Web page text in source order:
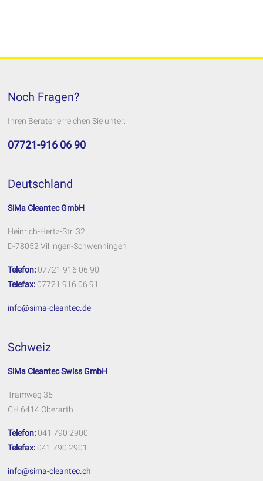
Noch Fragen?
Ihren Berater erreichen Sie unter:
07721-916 06 90
Deutschland
SiMa Cleantec GmbH
Heinrich-Hertz-Str. 32
D-78052 Villingen-Schwenningen
Telefon: 07721 916 06 90
Telefax: 07721 916 06 91
info@sima-cleantec.de
Schweiz
SiMa Cleantec Swiss GmbH
Tramweg 35
CH 6414 Oberarth
Telefon: 041 790 2900
Telefax: 041 790 2901
info@sima-cleantec.ch